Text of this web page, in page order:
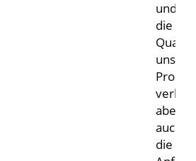
und
die
Qualität
unserer
aber
auch
die